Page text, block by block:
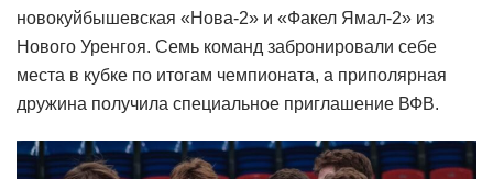
новокуйбышевская «Нова-2» и «Факел Ямал-2» из
Нового Уренгоя. Семь команд забронировали себе
места в кубке по итогам чемпионата, а приполярная
дружина получила специальное приглашение ВФВ.